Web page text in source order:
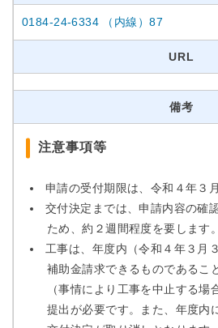
0184-24-6334 （内線）87
URL
備考
注意事項等
申請の受付期限は、令和４年３
交付決定までは、申請内容の確
ため、約２週間程度を要します。
工事は、年度内（令和４年３月
補助金請求できるものであるこ
（事情により工事を中止する
提出が必要です。また、年度内